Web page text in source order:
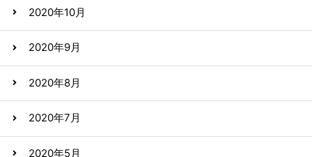
2020年10月
2020年9月
2020年8月
2020年7月
2020年5月